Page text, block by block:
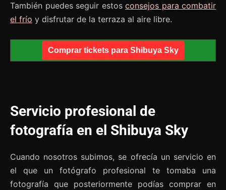
También puedes seguir estos consejos para combatir
el frío y disfrutar de la terraza al aire libre.
Comprar tickets para Shibuya Sky
Servicio profesional de
fotografía en el Shibuya Sky
Cuando nosotros subimos, se ofrecía un servicio en
el que un fotógrafo profesional te tomaba una
fotografía que posteriormente podías comprar en